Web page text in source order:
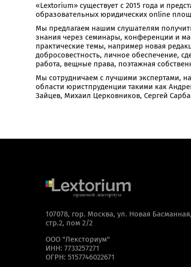
«Lextorium» существует с 2015 года и
образовательных юридических online
Мы предлагаем нашим слушателям
знания через семинары, конференции и
практические темы, например новая
добросовестность, личное обеспечение,
работа, вещные права, поэтажная
Мы сотрудничаем с лучшими экспертами,
области юристпруденции такими как
Зайцев, Михаил Церковников, Сергей
107078, гор. Москва, ул. Новая
стр.2, пом 2/2
ООО "Лексториум"
ИНН: 7733257271
ОГРН: 5157746022671